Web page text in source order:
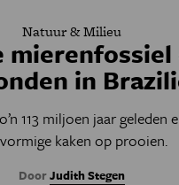
Natuur & Milieu
in
113 miljoen jaar geleden
kaken op prooien.
DoorJudith Stegen